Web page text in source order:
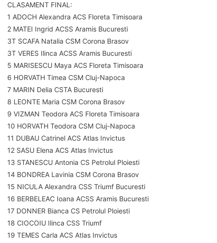
CLASAMENT FINAL:
1 ADOCH Alexandra ACS Floreta Timisoara
2 MATEI Ingrid ACSS Aramis Bucuresti
3T SCAFA Natalia CSM Corona Brasov
3T VERES Ilinca ACSS Aramis Bucuresti
5 MARISESCU Maya ACS Floreta Timisoara
6 HORVATH Timea CSM Cluj-Napoca
7 MARIN Delia CSTA Bucuresti
8 LEONTE Maria CSM Corona Brasov
9 VIZMAN Teodora ACS Floreta Timisoara
10 HORVATH Teodora CSM Cluj-Napoca
11 DUBAU Catrinel ACS Atlas Invictus
12 SASU Elena ACS Atlas Invictus
13 STANESCU Antonia CS Petrolul Ploiesti
14 BONDREA Lavinia CSM Corona Brasov
15 NICULA Alexandra CSS Triumf Bucuresti
16 BERBELEAC Ioana ACSS Aramis Bucuresti
17 DONNER Bianca CS Petrolul Ploiesti
18 CIOCOIU Ilinca CSS Triumf
19 TEMES Carla ACS Atlas Invictus